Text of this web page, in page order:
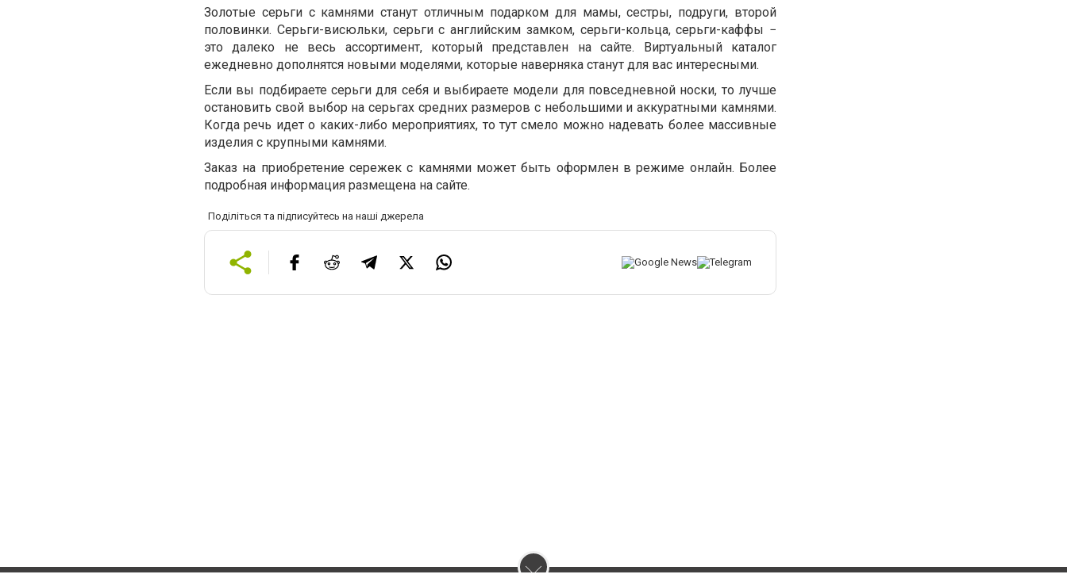
Золотые серьги с камнями станут отличным подарком для мамы, сестры, подруги, второй
половинки. Серьги-висюльки, серьги с английским замком, серьги-кольца, серьги-каффы −
это далеко не весь ассортимент, который представлен на сайте. Виртуальный каталог
ежедневно дополнятся новыми моделями, которые наверняка станут для вас интересными.
Если вы подбираете серьги для себя и выбираете модели для повседневной носки, то лучше
остановить свой выбор на серьгах средних размеров с небольшими и аккуратными камнями.
Когда речь идет о каких-либо мероприятиях, то тут смело можно надевать более массивные
изделия с крупными камнями.
Заказ на приобретение сережек с камнями может быть оформлен в режиме онлайн. Более
подробная информация размещена на сайте.
Поділіться та підписуйтесь на наші джерела